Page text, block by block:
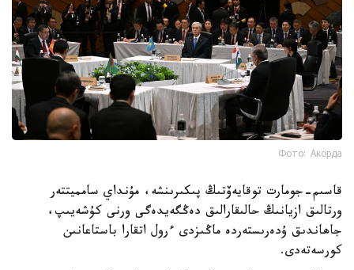
Фото: Акорда
قاسىم-جومارت توقايەۆتىڭ پىكىرىنشە، مۇنداي سامميتتەر
ورتالىق ازيانىڭ حالىقارالىق دەڭگەيدەگى ورنى كۇشەيىپ،
جاھاندىق ۇدەرىستەردە ماڭىزدى ءرول اتقارا باستاعانىن
كورسەتەدى.